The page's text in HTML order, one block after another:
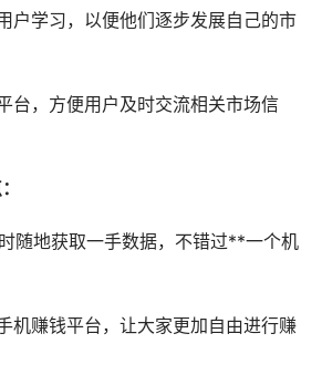
户学习，以便他们逐步发展自己的市
台，方便用户及时交流相关市场信
随地获取一手数据，不错过**一个机
机赚钱平台，让大家更加自由进行赚